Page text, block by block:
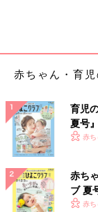
赤ちゃん・育
育児
夏号
いっ
赤
赤ち
ブ 夏
く！
赤